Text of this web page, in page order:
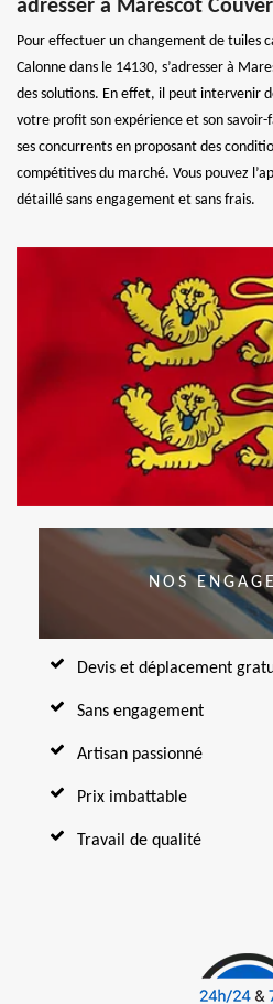
adresser à Marescot
Pour effectuer un changement de tuiles
Calonne dans le 14130, s’adresser à
des solutions. En effet, il peut intervenir
votre profit son expérience et son
ses concurrents en proposant des
compétitives du marché. Vous pouvez
détaillé sans engagement et sans frais.
NOS
Devis et déplacement
Sans engagement
Artisan passionné
Prix imbattable
Travail de qualité